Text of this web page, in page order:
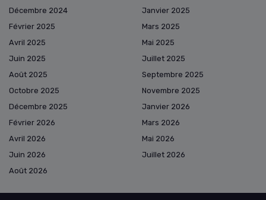
Décembre 2024
Janvier 2025
Février 2025
Mars 2025
Avril 2025
Mai 2025
Juin 2025
Juillet 2025
Août 2025
Septembre 2025
Octobre 2025
Novembre 2025
Décembre 2025
Janvier 2026
Février 2026
Mars 2026
Avril 2026
Mai 2026
Juin 2026
Juillet 2026
Août 2026